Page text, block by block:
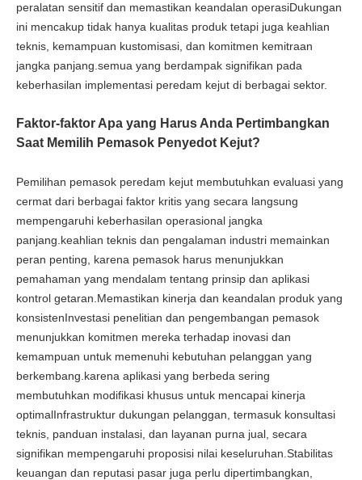
peralatan sensitif dan memastikan keandalan operasiDukungan
ini mencakup tidak hanya kualitas produk tetapi juga keahlian
teknis, kemampuan kustomisasi, dan komitmen kemitraan
jangka panjang.semua yang berdampak signifikan pada
keberhasilan implementasi peredam kejut di berbagai sektor.
Faktor-faktor Apa yang Harus Anda Pertimbangkan
Saat Memilih Pemasok Penyedot Kejut?
Pemilihan pemasok peredam kejut membutuhkan evaluasi yang
cermat dari berbagai faktor kritis yang secara langsung
mempengaruhi keberhasilan operasional jangka
panjang.keahlian teknis dan pengalaman industri memainkan
peran penting, karena pemasok harus menunjukkan
pemahaman yang mendalam tentang prinsip dan aplikasi
kontrol getaran.Memastikan kinerja dan keandalan produk yang
konsistenInvestasi penelitian dan pengembangan pemasok
menunjukkan komitmen mereka terhadap inovasi dan
kemampuan untuk memenuhi kebutuhan pelanggan yang
berkembang.karena aplikasi yang berbeda sering
membutuhkan modifikasi khusus untuk mencapai kinerja
optimalInfrastruktur dukungan pelanggan, termasuk konsultasi
teknis, panduan instalasi, dan layanan purna jual, secara
signifikan mempengaruhi proposisi nilai keseluruhan.Stabilitas
keuangan dan reputasi pasar juga perlu dipertimbangkan,